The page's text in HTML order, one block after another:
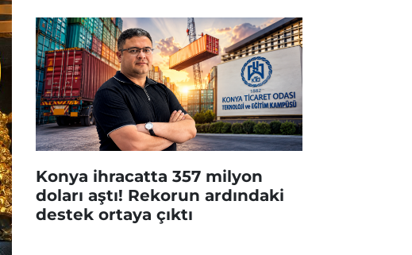
Konya ihracatta 357 milyon
doları aştı! Rekorun ardındaki
destek ortaya çıktı